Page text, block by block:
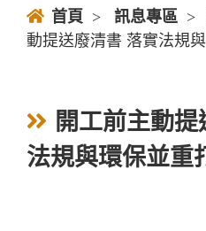
首頁 > 訊息專區 >
動提送廢清書 落實法規
開工前主動
法規與環保並重